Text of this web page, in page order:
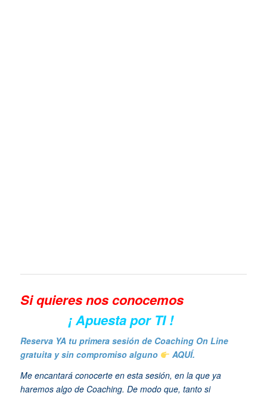
Si quieres nos conocemos
¡ Apuesta por TI !
Reserva YA tu primera sesión de Coaching On Line
gratuita y sin compromiso alguno
AQUÍ.
Me encantará conocerte en esta sesión, en la que ya
haremos algo de Coaching. De modo que, tanto si